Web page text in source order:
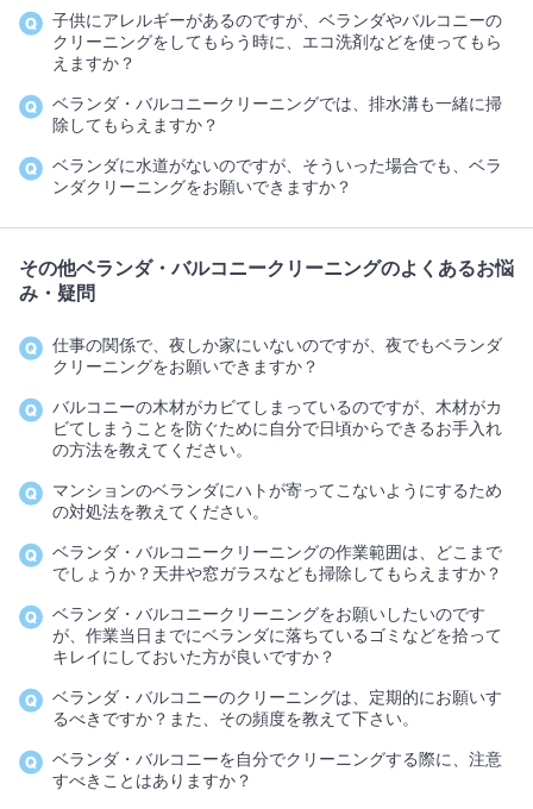
子供にアレルギーがあるのですが、ベランダやバルコニーの
クリーニングをしてもらう時に、エコ洗剤などを使ってもら
えますか？
ベランダ・バルコニークリーニングでは、排水溝も一緒に掃
除してもらえますか？
ベランダに水道がないのですが、そういった場合でも、ベラ
ンダクリーニングをお願いできますか？
その他ベランダ・バルコニークリーニングのよくあるお悩
み・疑問
仕事の関係で、夜しか家にいないのですが、夜でもベランダ
クリーニングをお願いできますか？
バルコニーの木材がカビてしまっているのですが、木材がカ
ビてしまうことを防ぐために自分で日頃からできるお手入れ
の方法を教えてください。
マンションのベランダにハトが寄ってこないようにするため
の対処法を教えてください。
ベランダ・バルコニークリーニングの作業範囲は、どこまで
でしょうか？天井や窓ガラスなども掃除してもらえますか？
ベランダ・バルコニークリーニングをお願いしたいのです
が、作業当日までにベランダに落ちているゴミなどを拾って
キレイにしておいた方が良いですか？
ベランダ・バルコニーのクリーニングは、定期的にお願いす
るべきですか？また、その頻度を教えて下さい。
ベランダ・バルコニーを自分でクリーニングする際に、注意
すべきことはありますか？